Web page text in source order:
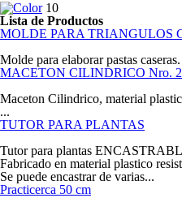
10
Lista de Productos
MOLDE PARA TRIANGULOS
Molde para elaborar pastas
MACETON CILINDRICO Nro. 2
Maceton Cilindrico, material
...
TUTOR PARA PLANTAS
Tutor para plantas
Fabricado en material plastico
Se puede encastrar de varias...
Practicerca 50 cm